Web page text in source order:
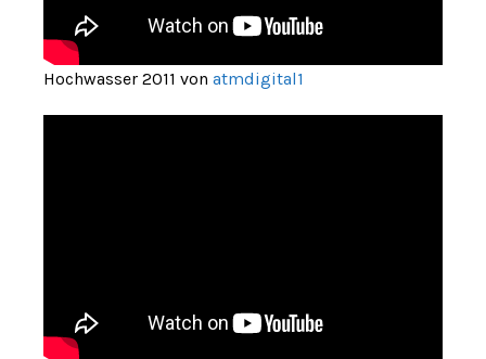
Hochwasser 2011 von atmdigital1